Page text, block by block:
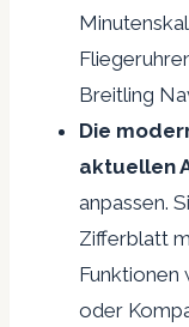
Breitling
Die
aktuellen
anpassen.
Zifferblatt
Funktionen
oder